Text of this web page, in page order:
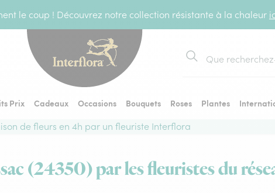
le coup ! Découvrez notre collection résistante à la chaleur
Rechercher
Prix Cadeaux Occasions Bouquets Roses Plantes
de fleurs en 4h par un fleuriste Interflora
(24350) par les fleuristes du